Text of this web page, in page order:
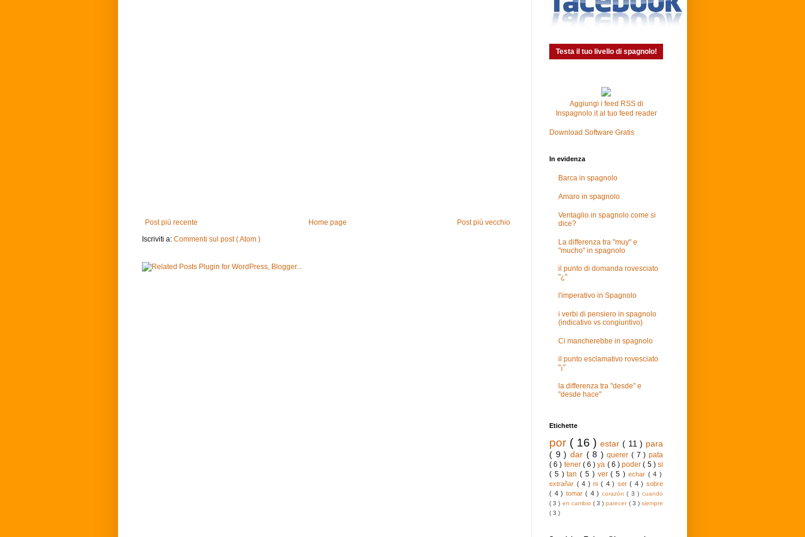
Post più recente Post più vecchio
Home page
Iscriviti a: Commenti sul post ( Atom )
Testa il tuo livello di spagnolo!
Aggiungi i feed RSS di
Inspagnolo.it al tuo feed reader
Download Software Gratis
In evidenza
Barca in spagnolo
Amaro in spagnolo
Ventaglio in spagnolo come si
dice?
La differenza tra "muy" e
"mucho" in spagnolo
il punto di domanda rovesciato
"¿"
l'imperativo in Spagnolo
i verbi di pensiero in spagnolo
(indicativo vs congiuntivo)
Ci mancherebbe in spagnolo
il punto esclamativo rovesciato
"¡"
la differenza tra "desde" e
"desde hace"
Etichette
por ( 16 ) estar ( 11 ) para
( 9 ) dar ( 8 )querer( 7 )pata
( 6 ) tener ( 6 )ya ( 6 )poder( 5 )si
( 5 )tan( 5 ) ver( 5 ) echar ( 4 )
extrañar ( 4 )ni ( 4 ) ser( 4 )sobre
( 4 ) tomar( 4 ) corazón( 3 )cuando
( 3 ) en cambio ( 3 )parecer ( 3 )siempre
( 3 )